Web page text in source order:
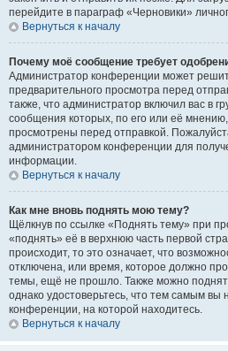
перейдите в параграф «Черновики»
Вернуться к началу
Почему моё сообщение требует
Администратор конференции может
предварительного просмотра перед
также, что администратор включил вас в
сообщения которых, по его или её
просмотрены перед отправкой.
администратором конференции для
информации.
Вернуться к началу
Как мне вновь поднять мою тему?
Щёлкнув по ссылке «Поднять тему» при
«поднять» её в верхнюю часть первой
происходит, то это означает, что
отключена, или время, которое должно
темы, ещё не прошло. Также можно
однако удостоверьтесь, что тем самым
конференции, на которой находитесь.
Вернуться к началу